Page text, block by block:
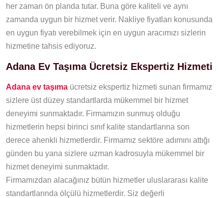
her zaman ön planda tutar. Buna göre kaliteli ve aynı
zamanda uygun bir hizmet verir. Nakliye fiyatları konusunda
en uygun fiyatı verebilmek için en uygun aracımızı sizlerin
hizmetine tahsis ediyoruz.
Adana Ev Taşıma Ücretsiz Ekspertiz Hizmeti
Adana ev taşıma ücretsiz ekspertiz hizmeti sunan firmamız
sizlere üst düzey standartlarda mükemmel bir hizmet
deneyimi sunmaktadır. Firmamızın sunmuş olduğu
hizmetlerin hepsi birinci sınıf kalite standartlarına son
derece ahenkli hizmetlerdir. Firmamız sektöre adımını attığı
günden bu yana sizlere uzman kadrosuyla mükemmel bir
hizmet deneyimi sunmaktadır.
Firmamızdan alacağınız bütün hizmetler uluslararası kalite
standartlarında ölçülü hizmetlerdir. Siz değerli